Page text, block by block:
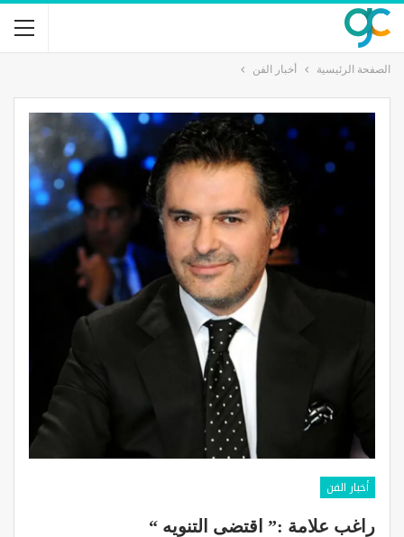
الصفحة الرئيسية أخبار الفن
أخبار الفن
راغب علامة :” اقتضى التنويه “